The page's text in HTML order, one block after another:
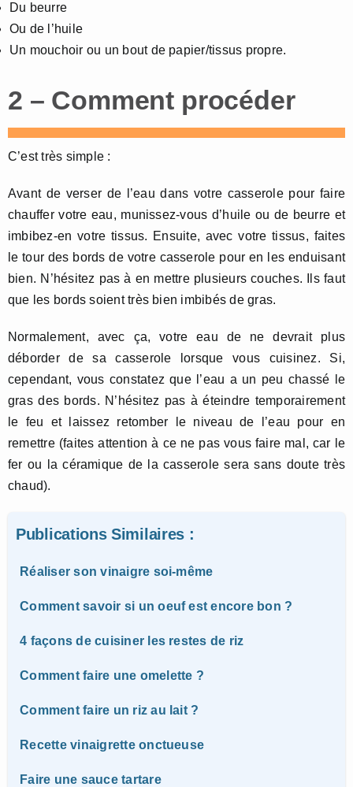
Du beurre
Ou de l’huile
Un mouchoir ou un bout de papier/tissus propre.
2 – Comment procéder
C’est très simple :
Avant de verser de l’eau dans votre casserole pour faire
chauffer votre eau, munissez-vous d’huile ou de beurre et
imbibez-en votre tissus. Ensuite, avec votre tissus, faites
le tour des bords de votre casserole pour en les enduisant
bien. N’hésitez pas à en mettre plusieurs couches. Ils faut
que les bords soient très bien imbibés de gras.
Normalement, avec ça, votre eau de ne devrait plus
déborder de sa casserole lorsque vous cuisinez. Si,
cependant, vous constatez que l’eau a un peu chassé le
gras des bords. N’hésitez pas à éteindre temporairement
le feu et laissez retomber le niveau de l’eau pour en
remettre (faites attention à ce ne pas vous faire mal, car le
fer ou la céramique de la casserole sera sans doute très
chaud).
Publications Similaires :
Réaliser son vinaigre soi-même
Comment savoir si un oeuf est encore bon ?
4 façons de cuisiner les restes de riz
Comment faire une omelette ?
Comment faire un riz au lait ?
Recette vinaigrette onctueuse
Faire une sauce tartare